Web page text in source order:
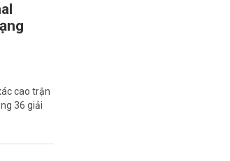
cao trận
36 giải